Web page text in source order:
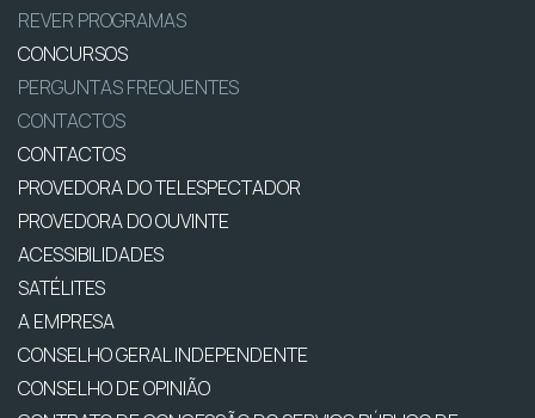
REVER PROGRAMAS
CONCURSOS
PERGUNTAS FREQUENTES
CONTACTOS
CONTACTOS
PROVEDORA DO TELESPECTADOR
PROVEDORA DO OUVINTE
ACESSIBILIDADES
SATÉLITES
A EMPRESA
CONSELHO GERAL INDEPENDENTE
CONSELHO DE OPINIÃO